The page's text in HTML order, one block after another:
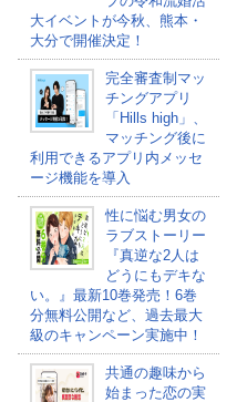
大イベントが今秋、熊本・
大分で開催決定！
完全審査制マッ
チングアプリ
「Hills high」、
マッチング後に
利用できるアプリ内メッセ
ージ機能を導入
性に悩む男女の
ラブストーリー
『真逆な2人は
どうにもデキな
い。』最新10巻発売！6巻
分無料公開など、過去最大
級のキャンペーン実施中！
共通の趣味から
始まった恋の実